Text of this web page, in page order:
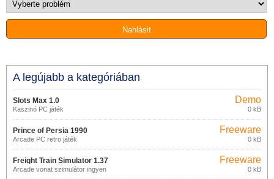
A legújabb a kategóriában
Slots Max 1.0
Kaszinó PC játék
Demo
0 kB
Prince of Persia 1990
Arcade PC retro játék
Freeware
0 kB
Freight Train Simulator 1.37
Arcade vonat szimulátor ingyen
Freeware
0 kB